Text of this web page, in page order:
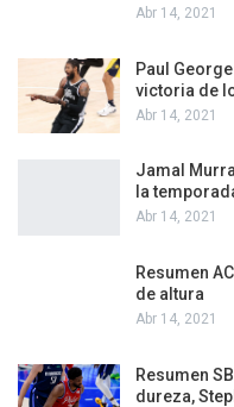
Abr 14, 2021
Paul
victoria de
Abr 14, 2021
Jamal
la
Abr 14, 2021
Resumen
de altura
Abr 14, 2021
Resumen
dureza,